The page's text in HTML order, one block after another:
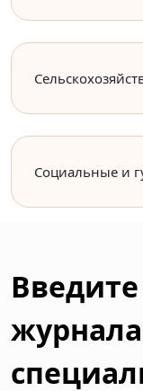
Социальные и